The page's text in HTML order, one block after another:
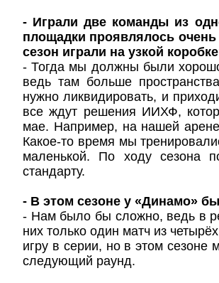
- Играли две команды из
площадки проявлялось
сезон играли на узкой
- Тогда мы должны были
ведь там больше
нужно ликвидировать, и
все ждут решения ИИХФ,
мае. Например, на нашей
Какое-то время мы
маленькой. По ходу сезона
стандарту.
- В этом сезоне у «Динамо»
- Нам было бы сложно, ведь в
них только один матч из
игру в серии, но в этом
следующий раунд.